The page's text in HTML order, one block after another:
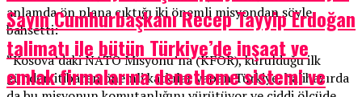
anlamda ön plana çıktığı iki önemli misyondan şöyle
bahsetti:
“Kosova’daki NATO Misyonu’na (KFOR), kurulduğu ilk
günden itibaren önemli katkılar yapan Türkiye, halihazırda
Sayın Cumhurbaşkanı Recep Tayyip Erdoğan
talimatı ile bütün Türkiye’de inşaat ve
emlak firmalarına denetleme sistemi ve